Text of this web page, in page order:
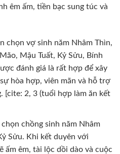
êm ấm, tiền bạc sung túc và
chọn vợ sinh năm Nhâm Thìn,
Mậu Tuất, Kỷ Sửu, Bính
đánh giá là rất hợp để xây
hòa hợp, viên mãn và hỗ trợ
[cite: 2, 3 (tuổi hợp làm ăn kết
chọn chồng sinh năm Nhâm
Sửu. Khi kết duyên với
ấm êm, tài lộc dồi dào và cuộc